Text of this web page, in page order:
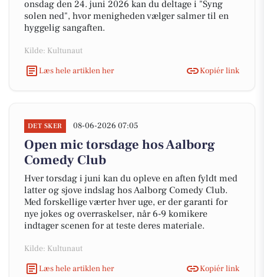
onsdag den 24. juni 2026 kan du deltage i "Syng
solen ned", hvor menigheden vælger salmer til en
hyggelig sangaften.
Kilde: Kultunaut
Læs hele artiklen her
Kopiér link
DET SKER 08-06-2026 07:05
Open mic torsdage hos Aalborg
Comedy Club
Hver torsdag i juni kan du opleve en aften fyldt med
latter og sjove indslag hos Aalborg Comedy Club.
Med forskellige værter hver uge, er der garanti for
nye jokes og overraskelser, når 6-9 komikere
indtager scenen for at teste deres materiale.
Kilde: Kultunaut
Læs hele artiklen her
Kopiér link